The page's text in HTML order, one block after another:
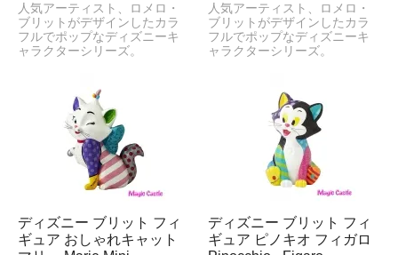
人気アーティスト、ロメロ・
ブリットがデザインしたカラ
フルでポップなディズニーキ
ャラクターシリーズ。
人気アーティスト、ロメロ・
ブリットがデザインしたカラ
フルでポップなディズニーキ
ャラクターシリーズ。
ディズニー ブリット フィ
ギュア おしゃれキャット
ディズニー ブリット フィ
ギュア ピノキオ フィガロ